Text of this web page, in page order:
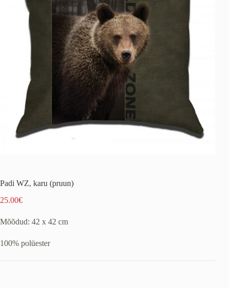
Padi WZ, karu (pruun)
25.00€
Mõõdud: 42 x 42 cm
100% polüester